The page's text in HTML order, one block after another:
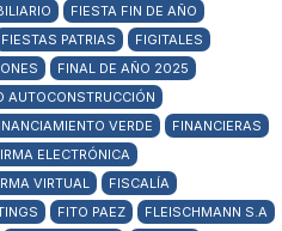
FIESTA FIN DE AÑO
FIESTAS PATRIAS
FIGITALES
FINAL DE AÑO 2025
AUTOCONSTRUCCIÓN
VERDE
FINANCIERAS
ELECTRÓNICA
VIRTUAL
FISCALÍA
FITO PAEZ
FLEISCHMANN S.A